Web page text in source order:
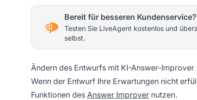
Bereit für besseren Kundenservice?
Testen Sie LiveAgent kostenlos und
selbst.
Ändern des Entwurfs mit KI-Answer-Improver
Wenn der Entwurf Ihre Erwartungen nicht
Funktionen des Answer Improver nutzen.